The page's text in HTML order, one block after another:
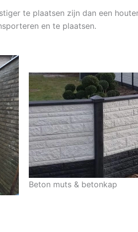
te plaatsen zijn dan een
en te plaatsen.
Beton muts & betonkap